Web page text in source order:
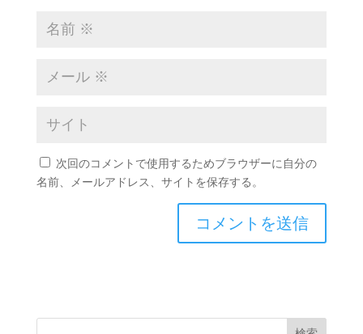
次回のコメントで使用するためブラウザーに自分の
名前、メールアドレス、サイトを保存する。